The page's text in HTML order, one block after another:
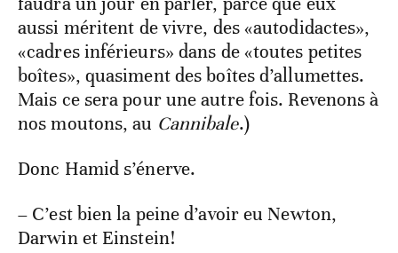
aussi méritent de vivre, des «autodidactes»,
«cadres inférieurs» dans de «toutes petites
boîtes», quasiment des boîtes d’allumettes.
Mais ce sera pour une autre fois. Revenons à
nos moutons, au Cannibale.)
Donc Hamid s’énerve.
– C’est bien la peine d’avoir eu Newton,
Darwin et Einstein!